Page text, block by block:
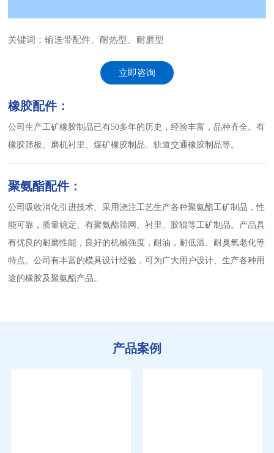
关键词：输送带配件、耐热型、耐磨型
立即咨询
橡胶配件：
公司生产工矿橡胶制品已有50多年的历史，经验丰富，品种齐全。有
橡胶筛板、磨机衬里、煤矿橡胶制品、轨道交通橡胶制品等。
聚氨酯配件：
公司吸收消化引进技术、采用浇注工艺生产各种聚氨酷工矿制品，性
能可靠，质量稳定、有聚氨酯筛网、衬里、胶辊等工矿制品。产品具
有优良的耐磨性能，良好的机械强度，耐油，耐低温、耐臭氧老化等
特点。公司有丰富的模具设计经验，可为广大用户设计、生产各种用
途的橡胶及聚氨酯产品。
产品案例